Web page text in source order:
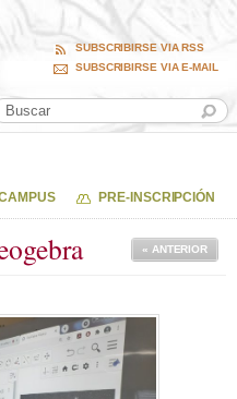
SUBSCRIBIRSE VIA RSS
SUBSCRIBIRSE VIA E-MAIL
PRE-INSCRIPCIÓN
« ANTERIOR